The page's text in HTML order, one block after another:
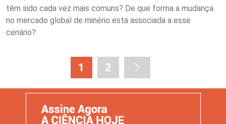
têm sido cada vez mais comuns? De que forma a mudança
no mercado global de minério está associada a esse
cenário?
1 2